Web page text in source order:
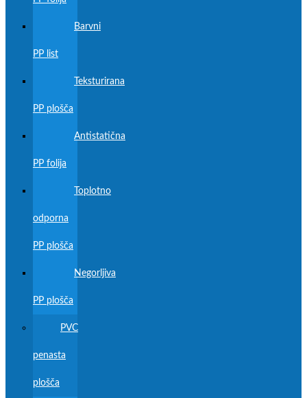
Barvni
PP list
Teksturirana
PP plošča
Antistatična
PP folija
Toplotno
odporna
PP plošča
Negorljiva
PP plošča
PVC
penasta
plošča